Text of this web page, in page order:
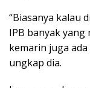
“Biasanya kalau
IPB banyak yang
kemarin juga
ungkap dia.